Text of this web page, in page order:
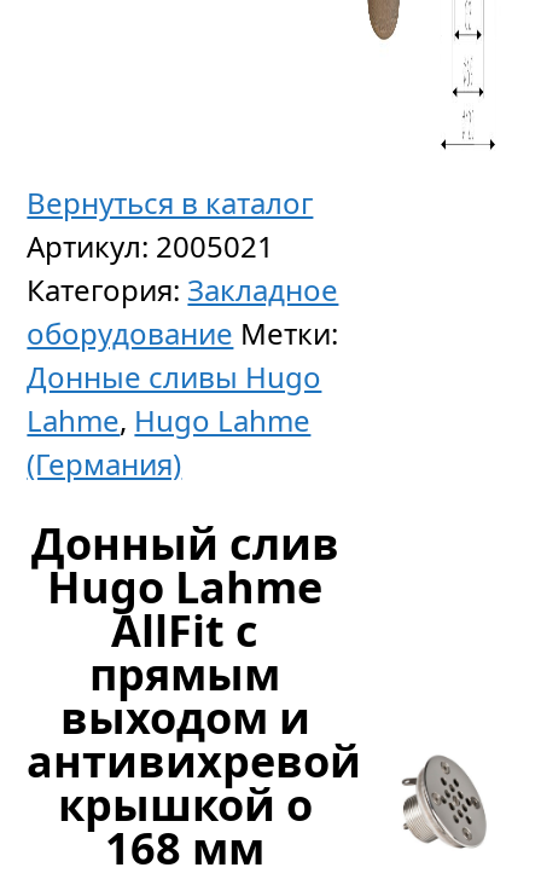
Вернуться в каталог
Артикул: 2005021
Категория: Закладное
оборудование Метки:
Донные сливы Hugo
Lahme, Hugo Lahme
(Германия)
Донный слив
Hugo Lahme
AllFit с
прямым
выходом и
антивихревой
крышкой o
168 мм
с
90°